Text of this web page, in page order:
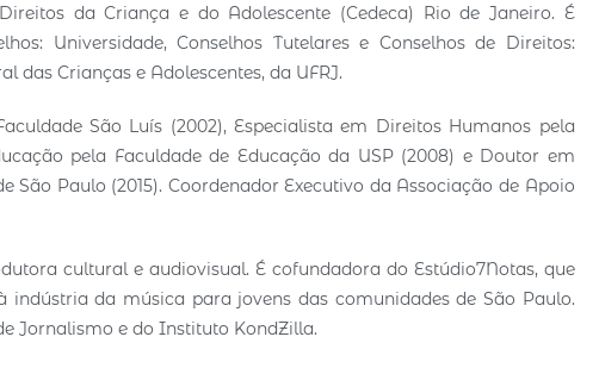
da Criança e do Adolescente (Cedeca) Rio de Janeiro. É
Universidade, Conselhos Tutelares e Conselhos de Direitos:
das Crianças e Adolescentes, da UFRJ.
São Luís (2002), Especialista em Direitos Humanos pela
pela Faculdade de Educação da USP (2008) e Doutor em
Paulo (2015). Coordenador Executivo da Associação de Apoio
cultural e audiovisual. É cofundadora do Estúdio7Notas, que
da música para jovens das comunidades de São Paulo.
Jornalismo e do Instituto KondZilla.